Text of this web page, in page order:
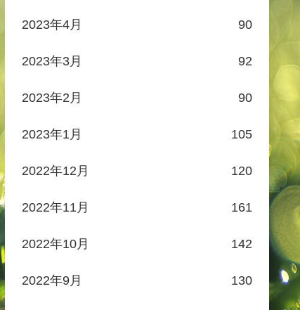
2023年4月 90
2023年3月 92
2023年2月 90
2023年1月 105
2022年12月 120
2022年11月 161
2022年10月 142
2022年9月 130